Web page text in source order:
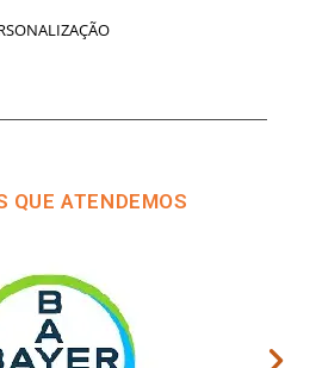
QUE ATENDEMOS